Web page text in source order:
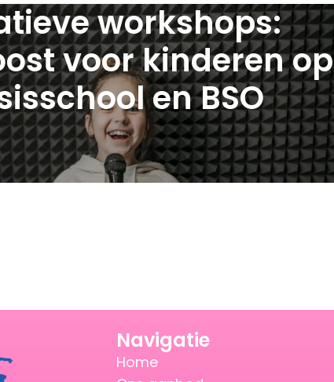
workshops:
voor kinderen op
en BSO
Navigatie
Home